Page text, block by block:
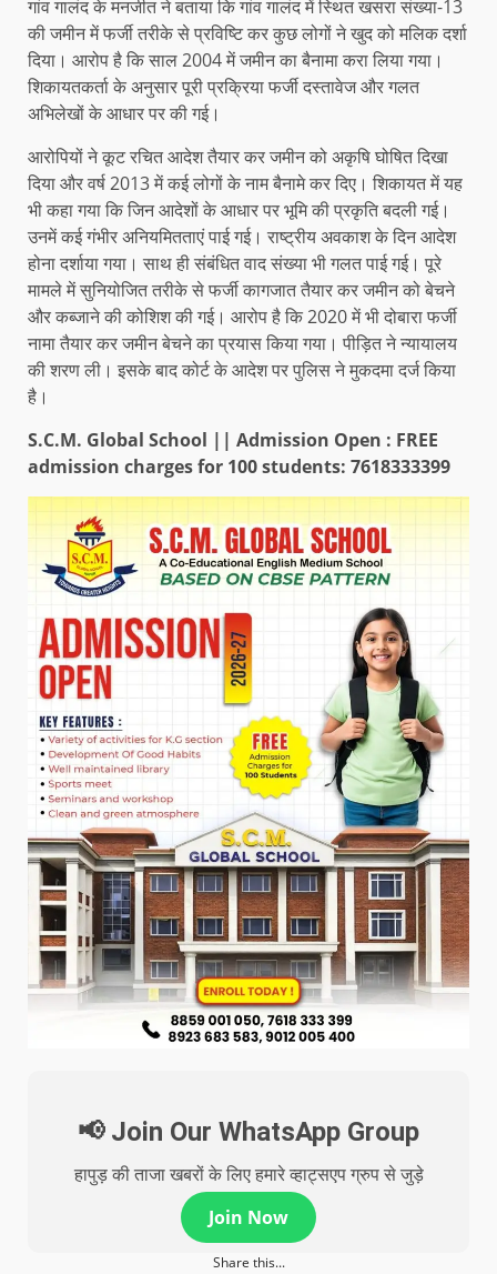
गांव गालंद के मनजीत ने बताया कि गांव गालंद में स्थित खसरा संख्या-13
की जमीन में फर्जी तरीके से प्रविष्टि कर कुछ लोगों ने खुद को मलिक दर्शा
दिया। आरोप है कि साल 2004 में जमीन का बैनामा करा लिया गया।
शिकायतकर्ता के अनुसार पूरी प्रक्रिया फर्जी दस्तावेज और गलत
अभिलेखों के आधार पर की गई।
आरोपियों ने कूट रचित आदेश तैयार कर जमीन को अकृषि घोषित दिखा
दिया और वर्ष 2013 में कई लोगों के नाम बैनामे कर दिए। शिकायत में यह
भी कहा गया कि जिन आदेशों के आधार पर भूमि की प्रकृति बदली गई।
उनमें कई गंभीर अनियमितताएं पाई गई। राष्ट्रीय अवकाश के दिन आदेश
होना दर्शाया गया। साथ ही संबंधित वाद संख्या भी गलत पाई गई। पूरे
मामले में सुनियोजित तरीके से फर्जी कागजात तैयार कर जमीन को बेचने
और कब्जाने की कोशिश की गई। आरोप है कि 2020 में भी दोबारा फर्जी
नामा तैयार कर जमीन बेचने का प्रयास किया गया। पीड़ित ने न्यायालय
की शरण ली। इसके बाद कोर्ट के आदेश पर पुलिस ने मुकदमा दर्ज किया
है।
S.C.M. Global School || Admission Open : FREE
admission charges for 100 students: 7618333399
📢 Join Our WhatsApp Group
हापुड़ की ताजा खबरों के लिए हमारे व्हाट्सएप ग्रुप से जुड़े
Join Now
Share this...